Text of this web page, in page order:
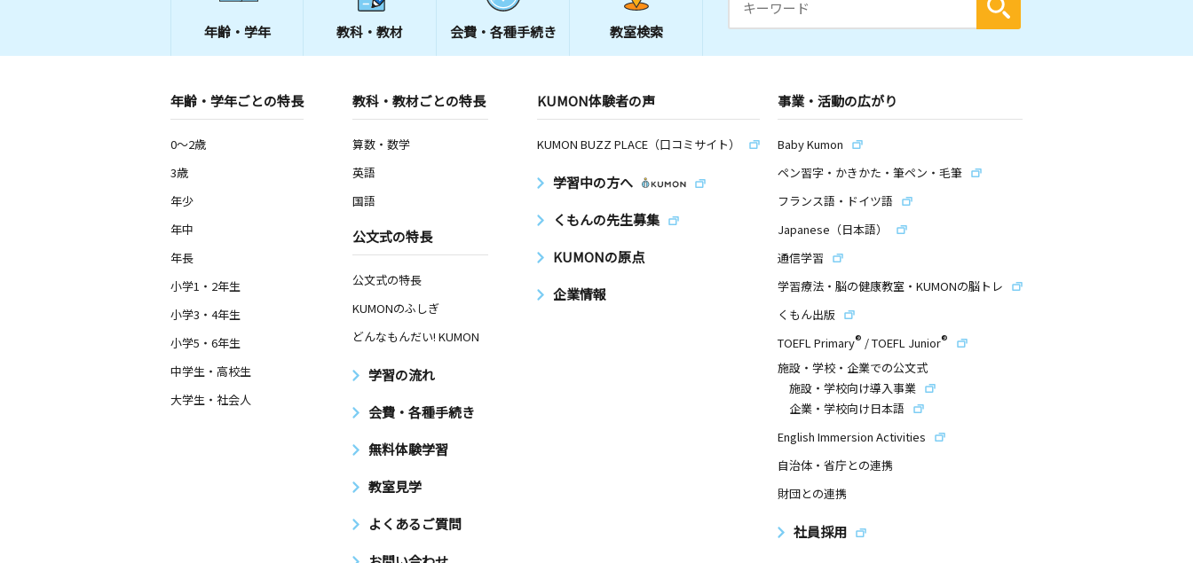
年齢・学年 教科・教材 会費・ 各種手続き 教室検索
年齢・学年ごとの特長
0～2歳
3歳
年少
年中
年長
小学1・2年生
小学3・4年生
小学5・6年生
中学生・高校生
大学生・社会人
教科・教材ごとの特長
算数・数学
英語
国語
公文式の特長
公文式の特長
KUMONのふしぎ
どんなもんだい! KUMON
学習の流れ
会費・各種手続き
無料体験学習
教室見学
よくあるご質問
KUMON体験者の声
KUMON BUZZ PLACE（口コミサイト）
学習中の方へ
くもんの先生募集
KUMONの原点
企業情報
事業・活動の広がり
Baby Kumon
ペン習字・かきかた・筆ペン・毛筆
フランス語・ドイツ語
Japanese（日本語）
通信学習
学習療法・脳の健康教室・KUMONの脳トレ
くもん出版
TOEFL Primary® /TOEFL Junior®
施設・学校・企業での公文式
施設・学校向け導入事業
企業・学校向け日本語
English Immersion Activities
自治体・省庁との連携
財団との連携
社員採用